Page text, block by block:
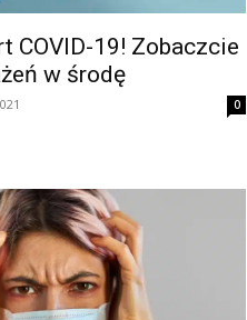
COVID-19! Zobaczcie
w środę
0